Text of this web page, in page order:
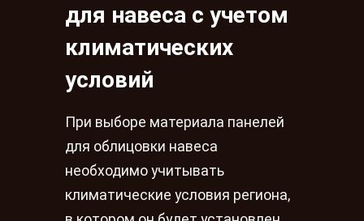
для навеса с учетом
климатических
условий
При выборе материала панелей
для облицовки навеса
необходимо учитывать
климатические условия региона,